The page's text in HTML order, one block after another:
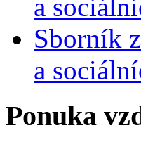
a
Sborník
a
Ponuka